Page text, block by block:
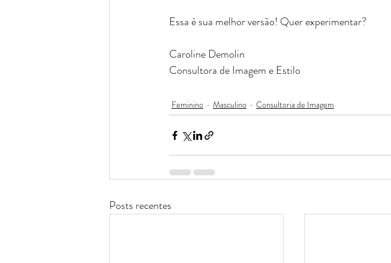
Essa é sua melhor versão! Quer experimentar?
Caroline Demolin
Consultora de Imagem e Estilo
Feminino Masculino Consultoria de Imagem
Posts recentes